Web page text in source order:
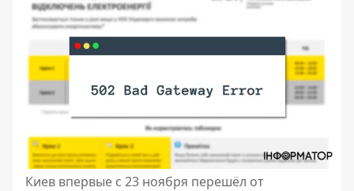
Киев впервые с 23 ноября перешёл от